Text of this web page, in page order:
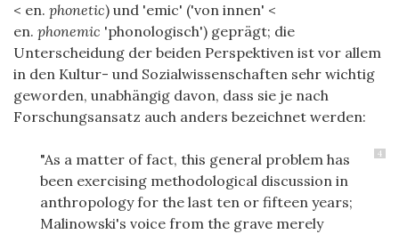
< en. phonetic) und 'emic' ('von innen' <
en. phonemic 'phonologisch') geprägt; die
Unterscheidung der beiden Perspektiven ist vor allem
in den Kultur- und Sozialwissenschaften sehr wichtig
geworden, unabhängig davon, dass sie je nach
Forschungsansatz auch anders bezeichnet werden:
4
"As a matter of fact, this general problem has
been exercising methodological discussion in
anthropology for the last ten or fifteen years;
Malinowski's voice from the grave merely